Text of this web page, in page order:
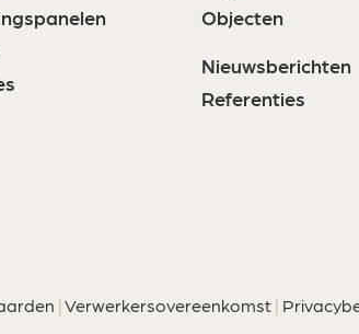
Objecten
Nieuwsberichten
Referenties
| Verwerkersovereenkomst |